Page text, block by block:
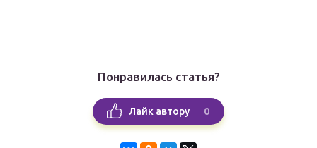
Понравилась статья?
Лайк автору 0